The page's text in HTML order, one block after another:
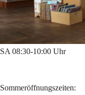
SA 08:30-10:00 Uhr
Sommeröffnungszeiten: